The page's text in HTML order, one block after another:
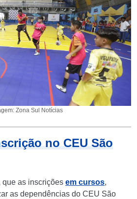
Zona Sul Notícias
no CEU São
que as inscrições em cursos,
as dependências do CEU São